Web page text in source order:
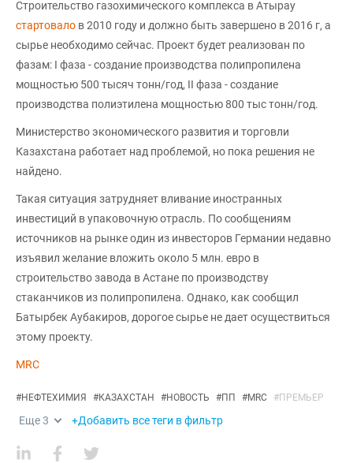
Строительство газохимического комплекса в Атырау
стартовало в 2010 году и должно быть завершено в 2016 г, а
сырье необходимо сейчас. Проект будет реализован по
фазам: I фаза - создание производства полипропилена
мощностью 500 тысяч тонн/год, II фаза - создание
производства полиэтилена мощностью 800 тыс тонн/год.
Министерство экономического развития и торговли
Казахстана работает над проблемой, но пока решения не
найдено.
Такая ситуация затрудняет вливание иностранных
инвестиций в упаковочную отрасль. По сообщениям
источников на рынке один из инвесторов Германии недавно
изъявил желание вложить около 5 млн. евро в
строительство завода в Астане по производству
стаканчиков из полипропилена. Однако, как сообщил
Батырбек Аубакиров, дорогое сырье не дает осуществиться
этому проекту.
MRC
#НЕФТЕХИМИЯ #КАЗАХСТАН #НОВОСТЬ #ПП #MRC #ПРЕМЬЕР
Еще3 +Добавить все теги в фильтр